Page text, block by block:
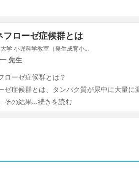
フローゼ症候群とは
学 小児科学教室（発生成育小...
先生
ローゼ症候群とは？
ゼ症候群とは、タンパク質が尿中に大量
その結果...続きを読む